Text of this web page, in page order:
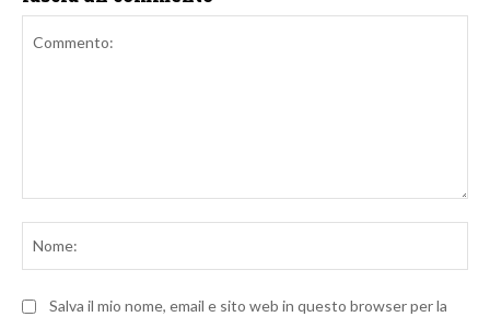
Salva il mio nome, email e sito web in questo browser per la